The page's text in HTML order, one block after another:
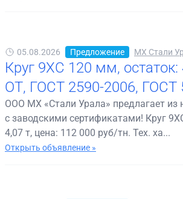
05.08.2026 Предложение МХ Стали
Круг 9ХС 120 мм, остаток:
ОТ, ГОСТ 2590-2006, ГОСТ
ООО МХ «Стали Урала» предлагает из
с заводскими сертификатами! Круг
4,07 т, цена: 112 000 руб/тн. Тех. ха...
Открыть объявление »